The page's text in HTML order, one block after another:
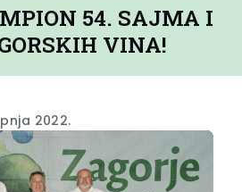
54. SAJMA I
VINA!
2022.